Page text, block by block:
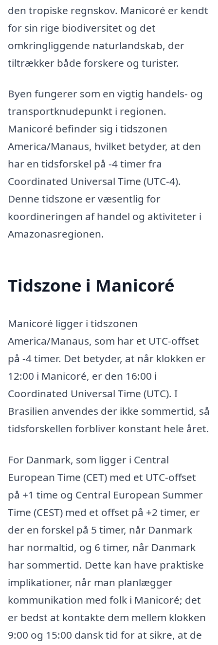
den tropiske regnskov. Manicoré er kendt
for sin rige biodiversitet og det
omkringliggende naturlandskab, der
tiltrækker både forskere og turister.
Byen fungerer som en vigtig handels- og
transportknudepunkt i regionen.
Manicoré befinder sig i tidszonen
America/Manaus, hvilket betyder, at den
har en tidsforskel på -4 timer fra
Coordinated Universal Time (UTC-4).
Denne tidszone er væsentlig for
koordineringen af handel og aktiviteter i
Amazonasregionen.
Tidszone i Manicoré
Manicoré ligger i tidszonen
America/Manaus, som har et UTC-offset
på -4 timer. Det betyder, at når klokken er
12:00 i Manicoré, er den 16:00 i
Coordinated Universal Time (UTC). I
Brasilien anvendes der ikke sommertid, så
tidsforskellen forbliver konstant hele året.
For Danmark, som ligger i Central
European Time (CET) med et UTC-offset
på +1 time og Central European Summer
Time (CEST) med et offset på +2 timer, er
der en forskel på 5 timer, når Danmark
har normaltid, og 6 timer, når Danmark
har sommertid. Dette kan have praktiske
implikationer, når man planlægger
kommunikation med folk i Manicoré; det
er bedst at kontakte dem mellem klokken
9:00 og 15:00 dansk tid for at sikre, at de